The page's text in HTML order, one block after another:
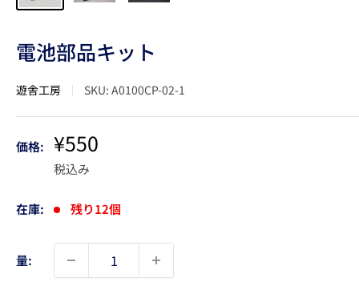
電池部品キット
遊舎工房 SKU: A0100CP-02-1
価格: 販
売
価
格
¥550
税込み
在庫: 残り12個
量: